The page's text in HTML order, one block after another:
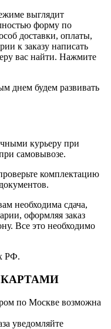
выглядит
форму по
доставки, оплаты,
к заказу написать
вас найти. Нажмите
днем будем развивать
курьеру при
самовывозе.
комплектацию
необходима сдача,
оформляя заказ
Все это необходимо
РФ.
по Москве возможна
уведомляйте